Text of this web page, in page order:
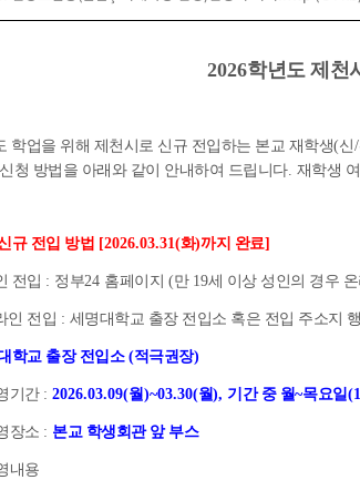
2026학년도 제천
학업을 위해 제천시로 신규 전입하는 본교 재학생(신/
청 방법을 아래와 같이 안내하여 드립니다. 재학생
규 전입 방법 [2026.03.31(화)까지 완료]
전입 : 정부24 홈페이지 (만 19세 이상 성인의 경우
인 전입 : 세명대학교 출장 전입소 혹은 전입 주소지
학교 출장 전입소 (적극권장)
기간 : 2026.03.09(월)~03.30(월), 기간 중 월~목요일
장소 : 본교 학생회관 앞 부스
내용